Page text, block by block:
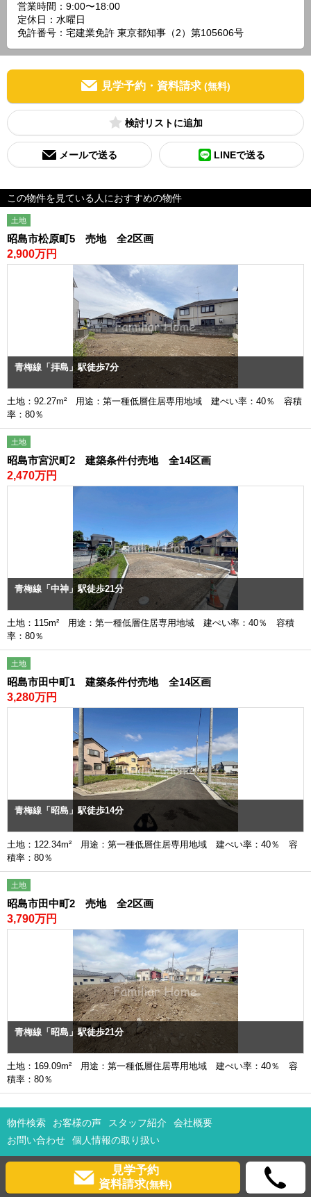
営業時間：9:00〜18:00
定休日：水曜日
免許番号：宅建業免許 東京都知事（2）第105606号
見学予約・資料請求 (無料)
検討リスト
メールで送る LINEで送る
この物件を見ている人におすすめの物件
土地
昭島市松原町5 売地 全2区画
2,900万円
青梅線「拝島」駅徒歩7分
土地：92.27m² 用途：第一種低層住居専用地域 建ぺい率：40％ 容積
率：80％
土地
昭島市宮沢町2 建築条件付売地 全14区画
2,470万円
青梅線「中神」駅徒歩21分
土地：115m² 用途：第一種低層住居専用地域 建ぺい率：40％ 容積
率：80％
土地
昭島市田中町1 建築条件付売地 全14区画
3,280万円
青梅線「昭島」駅徒歩14分
土地：122.34m² 用途：第一種低層住居専用地域 建ぺい率：40％ 容
積率：80％
土地
昭島市田中町2 売地 全2区画
3,790万円
青梅線「昭島」駅徒歩21分
土地：169.09m² 用途：第一種低層住居専用地域 建ぺい率：40％ 容
積率：80％
見学予約
資料請求(無料)
物件検索 お客様の声 スタッフ紹介
会社概要
お問い合わせ
個人情報の取り扱い